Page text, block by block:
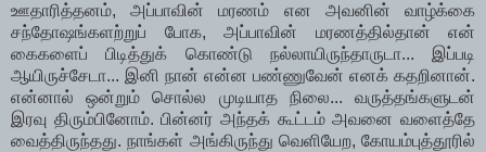
ஊதாரித்தனம், அப்பாவின் மரணம் என அவனின் வாழ்க்கை
சந்தோஷங்களற்றுப் போக, அப்பாவின் மரணத்தில்தான் என்
கைகளைப் பிடித்துக் கொண்டு நல்லாயிருந்தாருடா... இப்படி
ஆயிருச்சேடா... இனி நான் என்ன பண்ணுவேன் எனக் கதறினான்.
என்னால் ஒன்றும் சொல்ல முடியாத நிலை... வருத்தங்களுடன்
இரவு திரும்பினோம். பின்னர் அந்தக் கூட்டம் அவனை வளைத்தே
வைத்திருந்தது. நாங்கள் அங்கிருந்து வெளியேற, கோயம்புத்தூரில்